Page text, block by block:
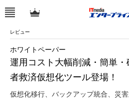
レビュー
運用コスト大幅削減・簡単
者救済仮想化ツール登場！
ホワイトペーパー
仮想化移行、バックアップ統合、災